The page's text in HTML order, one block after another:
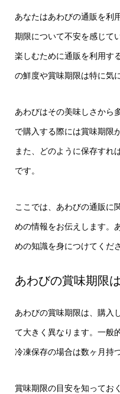
あなたはあわびの通販を利
期限について不安を感じて
楽しむために通販を利用す
の鮮度や賞味期限は特に気
あわびはその美味しさから
で購入する際には賞味期限
また、どのように保存すれ
です。
ここでは、あわびの通販に
めの情報をお伝えします。
めの知識を身につけてくださ
あわびの賞味期限
あわびの賞味期限は、購入
て大きく異なります。一般
冷凍保存の場合は数ヶ月持
賞味期限の目安を知ってお